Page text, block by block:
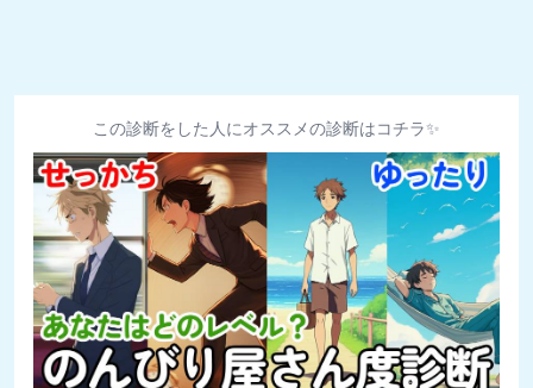
この診断をした人にオススメの診断はコチラ✨